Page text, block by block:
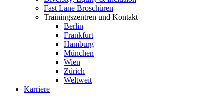
Fast Lane Broschüren
Trainingszentren und Kontakt
Berlin
Frankfurt
Hamburg
München
Wien
Zürich
Weltweit
Karriere